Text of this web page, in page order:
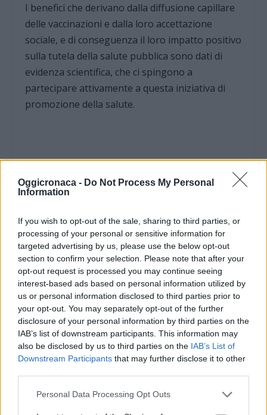
Oggicronaca - Do Not Process My Personal
Information
If you wish to opt-out of the sale, sharing to third parties, or
processing of your personal or sensitive information for
targeted advertising by us, please use the below opt-out
section to confirm your selection. Please note that after your
opt-out request is processed you may continue seeing
interest-based ads based on personal information utilized by
us or personal information disclosed to third parties prior to
your opt-out. You may separately opt-out of the further
disclosure of your personal information by third parties on the
IAB’s list of downstream participants. This information may
also be disclosed by us to third parties on the IAB’s List of
Downstream Participants that may further disclose it to other
Personal Data Processing Opt Outs
I benefici che derivano dalla diffusione capillare
delle vaccinazioni e dalla loro accettazione
sociale, e di conseguenza il loro impatto positivo
sulla tutela della salute pubblica sono dati di
evidenza scientifica, che ci spingono a
partecipare attivamente a questa iniziativa di
promozione della salute.